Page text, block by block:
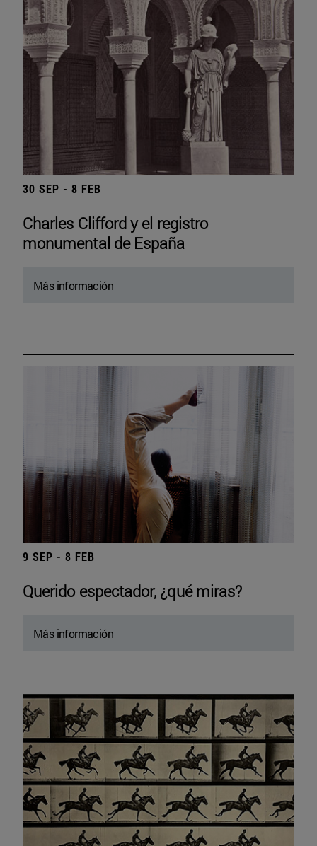
30 SEP - 8 FEB
Charles Clifford y el registro
monumental de España
Más información
9 SEP - 8 FEB
Querido espectador, ¿qué miras?
Más información